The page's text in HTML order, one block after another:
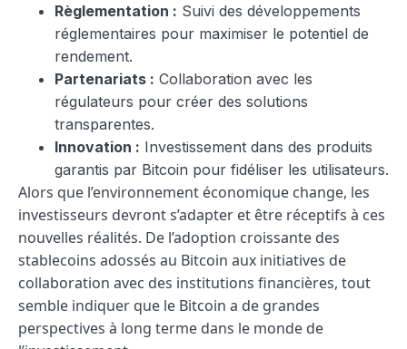
Règlementation : Suivi des développements
réglementaires pour maximiser le potentiel de
rendement.
Partenariats : Collaboration avec les
régulateurs pour créer des solutions
transparentes.
Innovation : Investissement dans des produits
garantis par Bitcoin pour fidéliser les utilisateurs.
Alors que l’environnement économique change, les
investisseurs devront s’adapter et être réceptifs à ces
nouvelles réalités. De l’adoption croissante des
stablecoins adossés au Bitcoin aux initiatives de
collaboration avec des institutions financières, tout
semble indiquer que le Bitcoin a de grandes
perspectives à long terme dans le monde de